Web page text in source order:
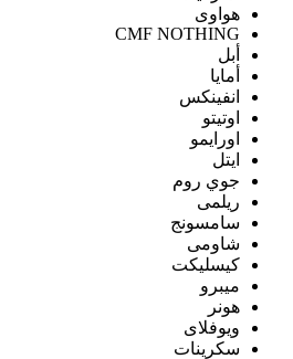
هواوى
CMF NOTHING
أبل
أمايا
انفينكس
اوتيتو
اورايمو
ايتل
جوي روم
ريلمى
سامسونج
شاومى
كيسليكت
ميبرو
هونر
ويوفلاى
سكرينات